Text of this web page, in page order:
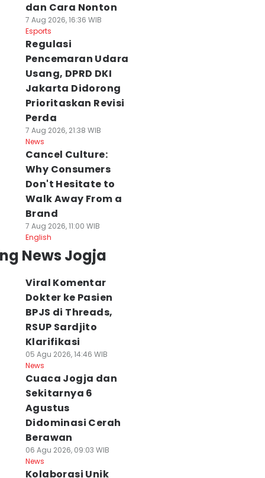
dan Cara Nonton
7 Aug 2026, 16:36 WIB
Esports
Regulasi
Pencemaran Udara
Usang, DPRD DKI
Jakarta Didorong
Prioritaskan Revisi
Perda
7 Aug 2026, 21:38 WIB
News
Cancel Culture:
Why Consumers
Don't Hesitate to
Walk Away From a
Brand
7 Aug 2026, 11:00 WIB
English
News Jogja
Viral Komentar
Dokter ke Pasien
BPJS di Threads,
RSUP Sardjito
Klarifikasi
05 Agu 2026, 14:46 WIB
News
Cuaca Jogja dan
Sekitarnya 6
Agustus
Didominasi Cerah
Berawan
06 Agu 2026, 09:03 WIB
News
Kolaborasi Unik